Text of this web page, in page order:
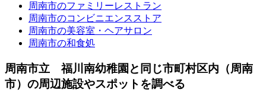
周南市のファミリーレストラン
周南市のコンビニエンスストア
周南市の美容室・ヘアサロン
周南市の和食処
周南市立 福川南幼稚園と同じ市町村区内（周南
市）の周辺施設やスポットを調べる